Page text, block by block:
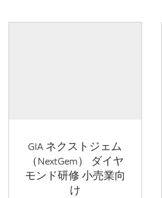
GIA ネクストジェム
（NextGem） ダイヤ
モンド研修 小売業向
け